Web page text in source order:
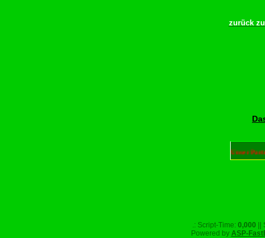
zurück
Unser
.: Script-Time: 0,000
Powered by ASP-